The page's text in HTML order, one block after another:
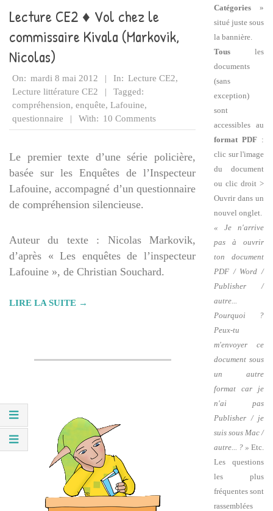
Lecture CE2 ♦ Vol chez le
commissaire Kivala (Markovik,
Nicolas)
2012-
05-
08
On: mardi 8 mai 2012 In: Lecture CE2,
Lecture littérature CE2
Tagged:
compréhension, enquête, Lafouine,
questionnaire
With: 10 Comments
Le premier texte d’une série policière,
basée sur les Enquêtes de l’Inspecteur
Lafouine, accompagné d’un questionnaire
de compréhension silencieuse.
Auteur du texte : Nicolas Markovik,
d’après « Les enquêtes de l’inspecteur
Lafouine », de Christian Souchard.
LIRE LA SUITE →
Catégories »
situé juste sous
la bannière.
Tous les
documents
(sans
exception)
sont
accessibles au
format PDF :
clic sur l'image
du document
ou clic droit >
Ouvrir dans un
nouvel onglet.
« Je n'arrive
pas à ouvrir
ton document
PDF / Word /
Publisher /
autre...
Pourquoi ?
Peux-tu
m'envoyer ce
document sous
un autre
format car je
n'ai pas
Publisher / je
suis sous Mac /
autre... ? » Etc.
Les questions
les plus
fréquentes sont
rassemblées